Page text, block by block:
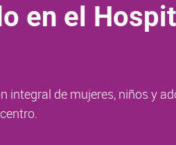
en el
integral de mujeres, niños y